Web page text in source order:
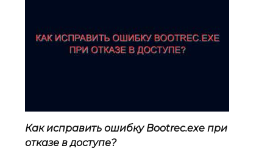
Как исправить ошибку Bootrec.exe при
отказе в доступе?